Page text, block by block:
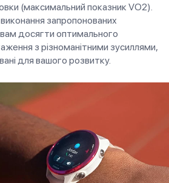
(максимальний показник VO2).
запропонованих
досягти оптимального
з різноманітними зусиллями,
для вашого розвитку.